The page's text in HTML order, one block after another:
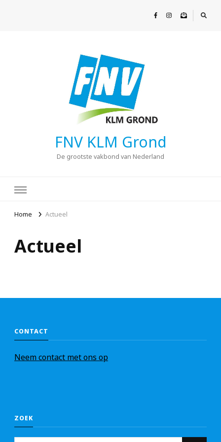
FNV KLM Grond
De grootste vakbond van Nederland
Home Actueel
Actueel
CONTACT
Neemcontact met ons op
ZOEK